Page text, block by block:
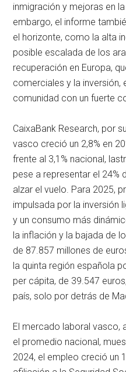
inmigración y mejoras en
embargo, el informe
el horizonte, como la alta
posible escalada de los
recuperación en Europa,
comerciales y la inversión,
comunidad con un fuerte
CaixaBank Research, por
vasco creció un 2,8% en
frente al 3,1% nacional,
pese a representar el 24%
alzar el vuelo. Para 2025,
impulsada por la inversión
y un consumo más
la inflación y la bajada de
de 87.857 millones de
la quinta región española
per cápita, de 39.547
país, solo por detrás de
El mercado laboral vasco,
el promedio nacional,
2024, el empleo creció un